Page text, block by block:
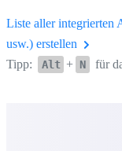
Liste aller integrierten
usw.) erstellen
Tipp:
Alt + N für